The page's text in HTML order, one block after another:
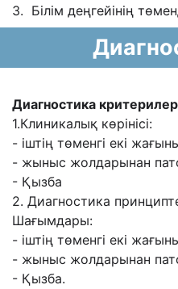
3. Білім деңгейінің
Диагностика
1.Клиникалық көрінісі:
- іштің төменгі екі
- жыныс жолдарынан
- Қызба
2. Диагностика
Шағымдары:
- іштің төменгі екі
- жыныс жолдарынан
- Қызба.